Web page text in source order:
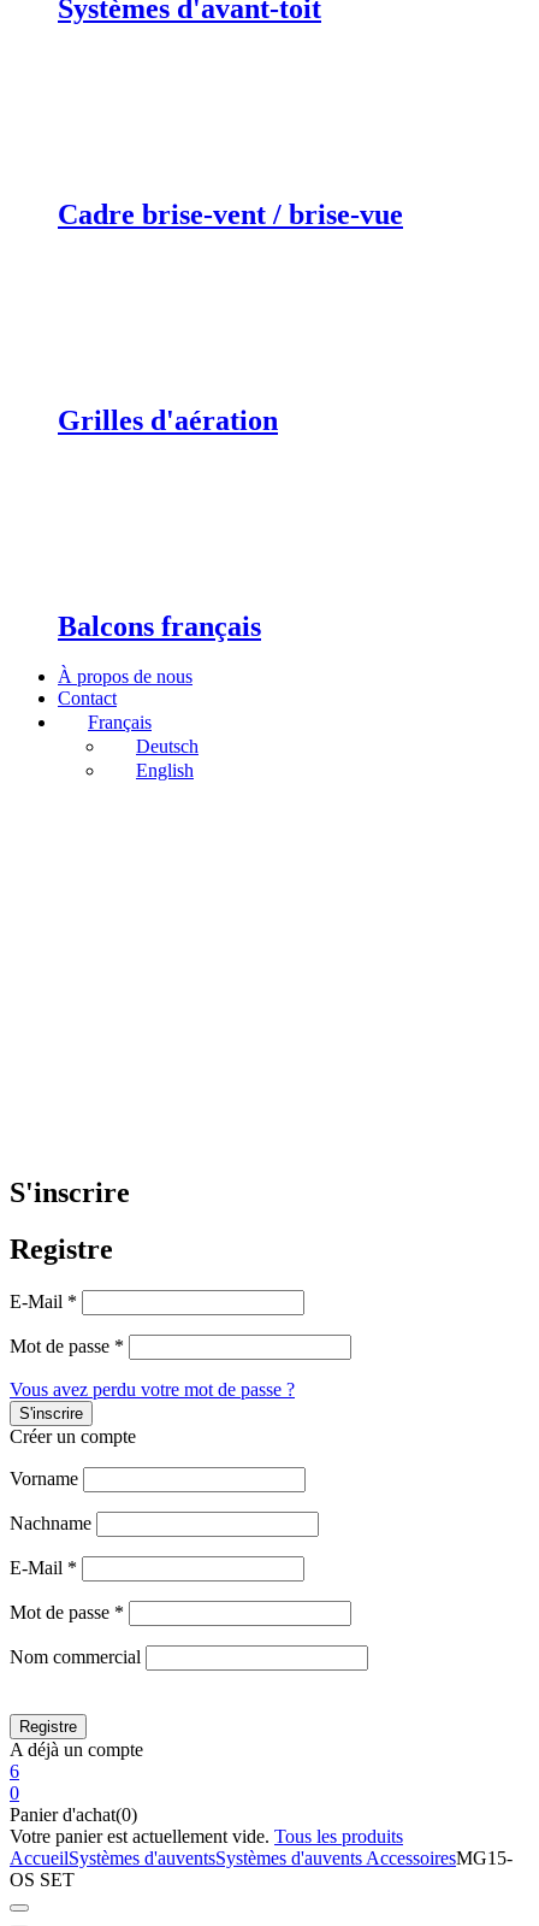
Systèmes d'avant-toit
Cadre brise-vent / brise-vue
Grilles d'aération
Balcons français
À propos de nous
Contact
Français
Deutsch
English
S'inscrire
Registre
E-Mail *
Mot de passe *
Vous avez perdu votre mot de passe ?
Créer un compte
Vorname
Nachname
E-Mail *
Mot de passe *
Nom commercial
A déjà un compte
6
0
Panier d'achat(0)
Votre panier est actuellement vide. Tous les produits
AccueilSystèmes d'auventsSystèmes d'auvents AccessoiresMG15-
OS SET